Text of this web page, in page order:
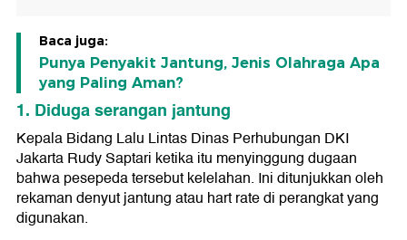
Baca juga:
Punya Penyakit Jantung, Jenis Olahraga Apa
yang Paling Aman?
1. Diduga serangan jantung
Kepala Bidang Lalu Lintas Dinas Perhubungan DKI
Jakarta Rudy Saptari ketika itu menyinggung dugaan
bahwa pesepeda tersebut kelelahan. Ini ditunjukkan oleh
rekaman denyut jantung atau hart rate di perangkat yang
digunakan.